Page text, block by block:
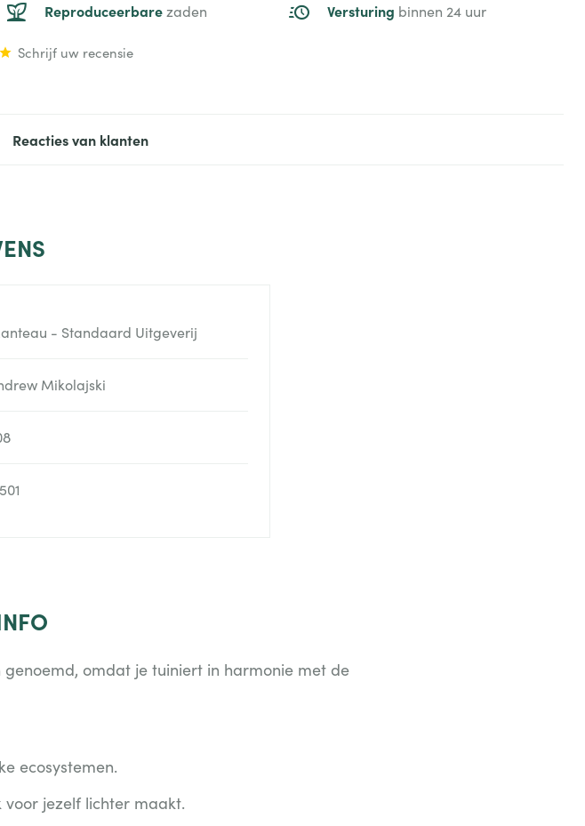
Reproduceerbarezaden Versturing binnen 24 uur
Schrijf uw recensie
Reacties van klanten
- Standaard Uitgeverij
Mikolajski
omdat je tuiniert in harmonie met de
ecosystemen.
jezelf lichter maakt.